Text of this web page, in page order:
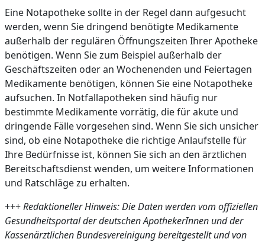
Eine Notapotheke sollte in der Regel dann aufgesucht
werden, wenn Sie dringend benötigte Medikamente
außerhalb der regulären Öffnungszeiten Ihrer Apotheke
benötigen. Wenn Sie zum Beispiel außerhalb der
Geschäftszeiten oder an Wochenenden und Feiertagen
Medikamente benötigen, können Sie eine Notapotheke
aufsuchen. In Notfallapotheken sind häufig nur
bestimmte Medikamente vorrätig, die für akute und
dringende Fälle vorgesehen sind. Wenn Sie sich unsicher
sind, ob eine Notapotheke die richtige Anlaufstelle für
Ihre Bedürfnisse ist, können Sie sich an den ärztlichen
Bereitschaftsdienst wenden, um weitere Informationen
und Ratschläge zu erhalten.
+++Redaktioneller Hinweis: Die Daten werden vom offiziellen
Gesundheitsportal der deutschen ApothekerInnen und der
Kassenärztlichen Bundesvereinigung bereitgestellt und von